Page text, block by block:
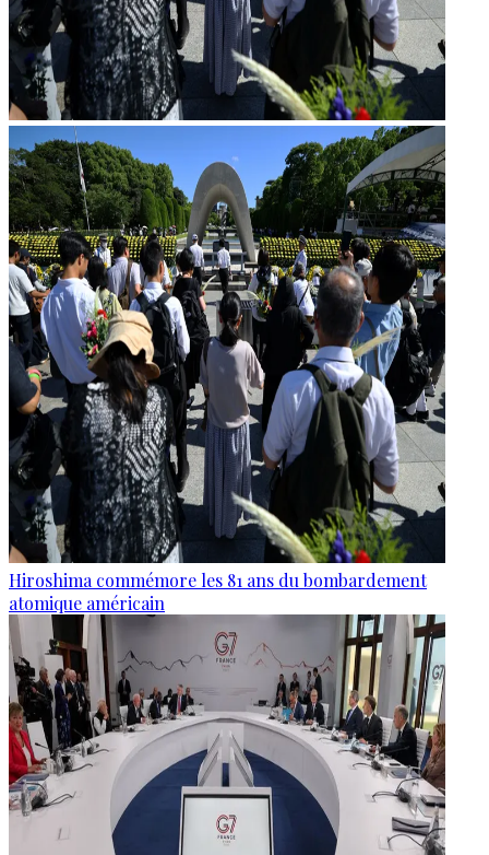
Hiroshima commémore les 81 ans du bombardement
atomique américain